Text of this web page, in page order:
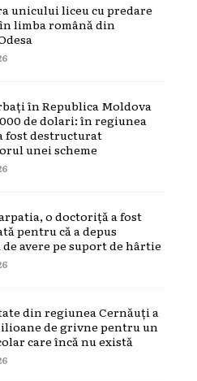
unicului liceu cu predare
limba română din
în Republica Moldova
de dolari: în regiunea
fost destructurat
unei scheme
o doctoriță a fost
pentru că a depus
avere pe suport de hârtie
din regiunea Cernăuți a
de grivne pentru un
care încă nu există